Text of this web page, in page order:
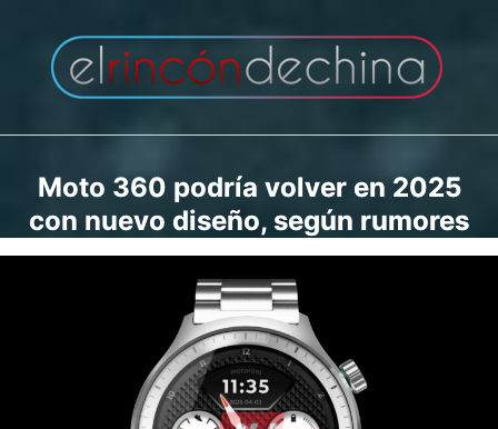
contenido
Moto 360 podría volver en 2025
con nuevo diseño, según rumores